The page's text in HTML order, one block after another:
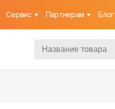
Cервис Партнерам Блог